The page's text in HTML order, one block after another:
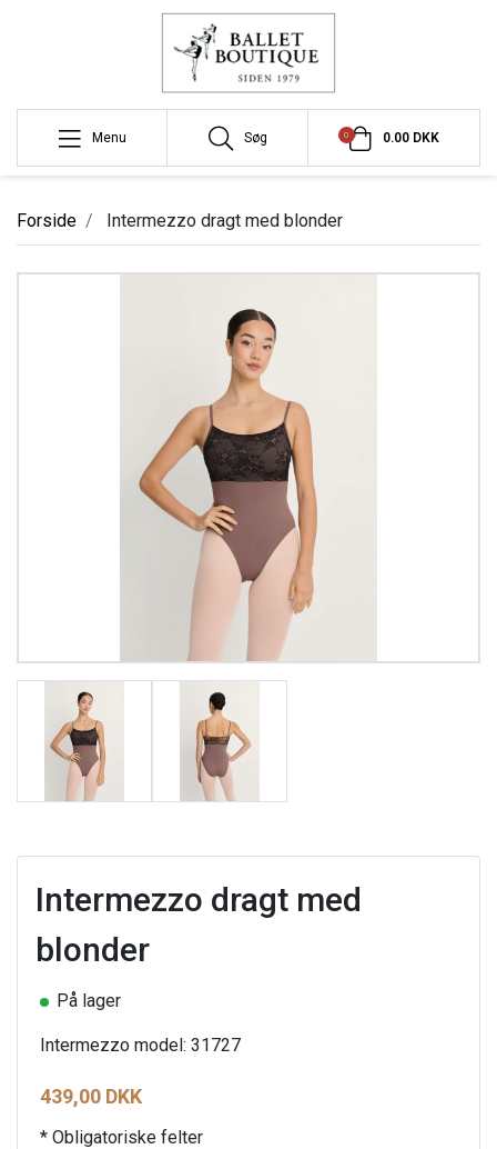
Menu Søg 0 0.00 DKK
Forside Intermezzo dragt med blonder
Intermezzo dragt med
blonder
På lager
Intermezzo model: 31727
439,00 DKK
* Obligatoriske felter